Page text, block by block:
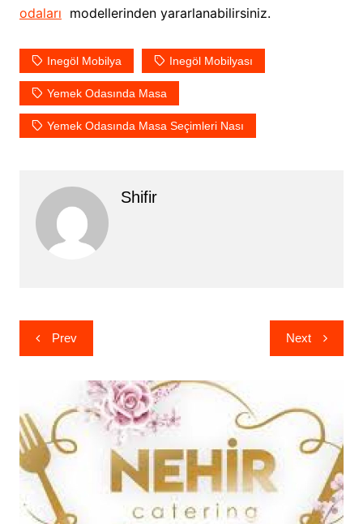
odaları modellerinden yararlanabilirsiniz.
Inegöl Mobilya Inegöl Mobilyası
Yemek Odasında Masa
Yemek Odasında Masa Seçimleri Nası
Shifir
Yazı
gezinmesi
Prev Next